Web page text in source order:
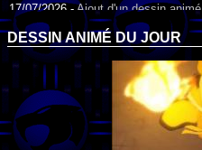
17/07/2026 -Ajout d'un dessin animé
Ajout du dessin animé Heidi (1995)
09/07/2026 -Ajout d'un dessin animé
Ajout du dessin animé Genki
04/07/2026 -Ajout d'un dessin animé
Ajout du dessin animé Vilain Petit
04/07/2026 - Ajout d'un dessin animé
DESSIN ANIMÉ DU JOUR